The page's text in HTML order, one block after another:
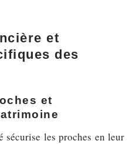
et
des
et
sécurise les proches en leur